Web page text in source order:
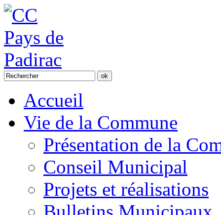
Accueil
Vie de la Commune
Présentation de la
Conseil Municipal
Projets et réalisations